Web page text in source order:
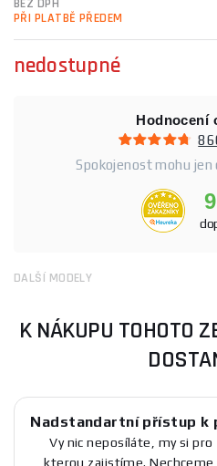
BEZ DPH
PŘI PLATBĚ PŘEDEM
nedostupné
Hodnocení
Spokojenost mohu
DALŠÍ MODELY
K NÁKUPU TOHOTO
Nadstandartní přístup k
Vy nic neposíláte, my si pro
kterou zajistíme.